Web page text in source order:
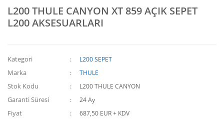
L200 THULE CANYON XT 859 AÇIK SEPET
L200 AKSESUARLARI
Kategori L200 SEPET
Marka THULE
Stok Kodu L200 THULE CANYON
Garanti Süresi 24 Ay
Fiyat 687,50 EUR + KDV